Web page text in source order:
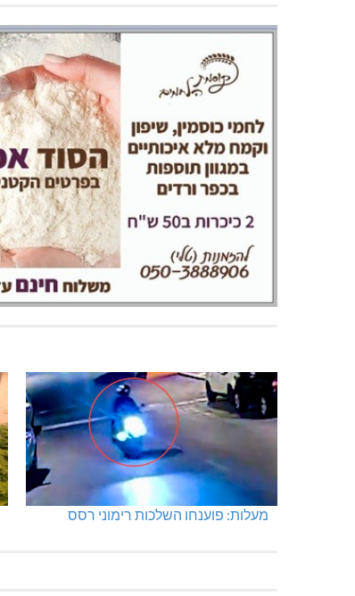
היכל שלמה, מעלות: עונת 26-27
נחל כזיב: חילוץ בעומס החום הכבד